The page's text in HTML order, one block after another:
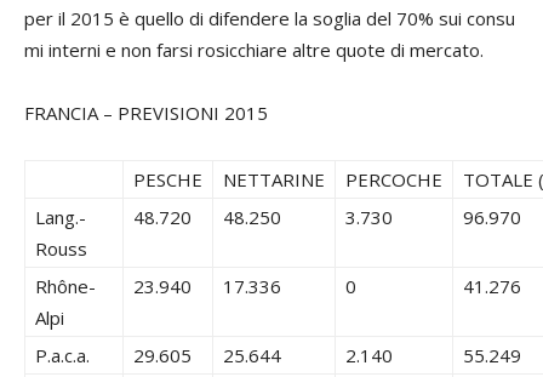
per il 2015 è quello di difendere la soglia del 70% sui consu
mi interni e non farsi rosicchiare altre quote di mercato.
FRANCIA – PREVISIONI 2015
PESCHE NETTARINE PERCOCHE
TOTALE
Lang.-
Rouss
48.720 48.250 3.730 96.970
Rhône-
Alpi
23.940 17.336 0 41.276
P.a.c.a. 29.605 25.644 2.140
55.249